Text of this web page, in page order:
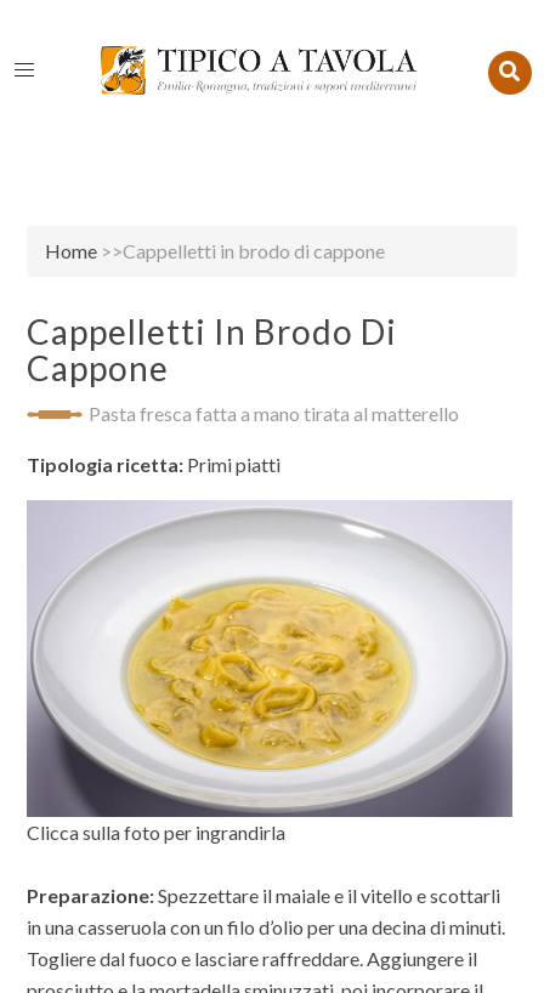
Home >>Cappelletti in brodo di cappone
Clicca sulla foto per ingrandirla
Pasta fresca fatta a mano tirata al matterello
Cappelletti In Brodo Di
Cappone
Tipologia ricetta: Primi piatti
Preparazione:Spezzettare il maiale e il vitello e scottarli
in una casseruola con un filo d’olio per una decina di minuti.
Togliere dal fuoco e lasciare raffreddare. Aggiungere il